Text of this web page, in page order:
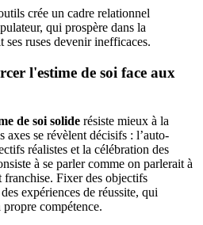
crée un cadre relationnel
qui prospère dans la
ruses devenir inefficaces.
l'estime de soi face aux
de soi solide résiste mieux à la
se révèlent décisifs : l’auto-
réalistes et la célébration des
à se parler comme on parlerait à
Fixer des objectifs
expériences de réussite, qui
compétence.